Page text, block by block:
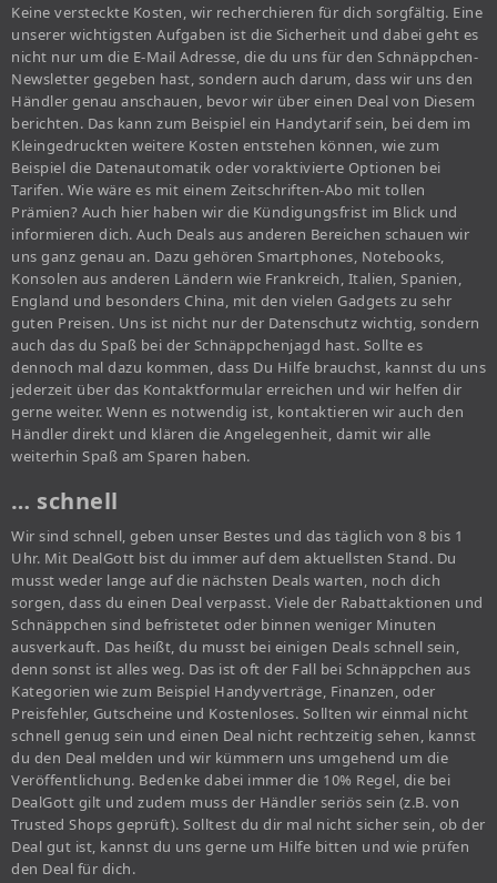
Keine versteckte Kosten, wir recherchieren für dich sorgfältig. Eine
unserer wichtigsten Aufgaben ist die Sicherheit und dabei geht es
nicht nur um die E-Mail Adresse, die du uns für den Schnäppchen-
Newsletter gegeben hast, sondern auch darum, dass wir uns den
Händler genau anschauen, bevor wir über einen Deal von Diesem
berichten. Das kann zum Beispiel ein Handytarif sein, bei dem im
Kleingedruckten weitere Kosten entstehen können, wie zum
Beispiel die Datenautomatik oder voraktivierte Optionen bei
Tarifen. Wie wäre es mit einem Zeitschriften-Abo mit tollen
Prämien? Auch hier haben wir die Kündigungsfrist im Blick und
informieren dich. Auch Deals aus anderen Bereichen schauen wir
uns ganz genau an. Dazu gehören Smartphones, Notebooks,
Konsolen aus anderen Ländern wie Frankreich, Italien, Spanien,
England und besonders China, mit den vielen Gadgets zu sehr
guten Preisen. Uns ist nicht nur der Datenschutz wichtig, sondern
auch das du Spaß bei der Schnäppchenjagd hast. Sollte es
dennoch mal dazu kommen, dass Du Hilfe brauchst, kannst du uns
jederzeit über das Kontaktformular erreichen und wir helfen dir
gerne weiter. Wenn es notwendig ist, kontaktieren wir auch den
Händler direkt und klären die Angelegenheit, damit wir alle
weiterhin Spaß am Sparen haben.
… schnell
Wir sind schnell, geben unser Bestes und das täglich von 8 bis 1
Uhr. Mit DealGott bist du immer auf dem aktuellsten Stand. Du
musst weder lange auf die nächsten Deals warten, noch dich
sorgen, dass du einen Deal verpasst. Viele der Rabattaktionen und
Schnäppchen sind befristetet oder binnen weniger Minuten
ausverkauft. Das heißt, du musst bei einigen Deals schnell sein,
denn sonst ist alles weg. Das ist oft der Fall bei Schnäppchen aus
Kategorien wie zum Beispiel Handyverträge, Finanzen, oder
Preisfehler, Gutscheine und Kostenloses. Sollten wir einmal nicht
schnell genug sein und einen Deal nicht rechtzeitig sehen, kannst
du den Deal melden und wir kümmern uns umgehend um die
Veröffentlichung. Bedenke dabei immer die 10% Regel, die bei
DealGott gilt und zudem muss der Händler seriös sein (z.B. von
Trusted Shops geprüft). Solltest du dir mal nicht sicher sein, ob der
Deal gut ist, kannst du uns gerne um Hilfe bitten und wie prüfen
den Deal für dich.